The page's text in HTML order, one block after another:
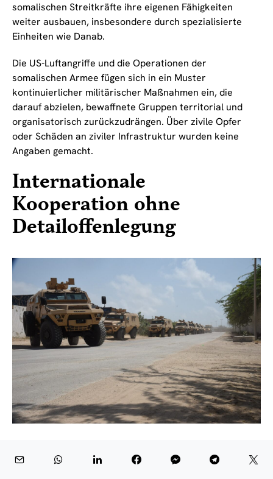
somalischen Streitkräfte ihre eigenen Fähigkeiten
weiter ausbauen, insbesondere durch spezialisierte
Einheiten wie Danab.
Die US-Luftangriffe und die Operationen der
somalischen Armee fügen sich in ein Muster
kontinuierlicher militärischer Maßnahmen ein, die
darauf abzielen, bewaffnete Gruppen territorial und
organisatorisch zurückzudrängen. Über zivile Opfer
oder Schäden an ziviler Infrastruktur wurden keine
Angaben gemacht.
Internationale
Kooperation ohne
Detailoffenlegung
Sowohl AFRICOM als auch die somalischen